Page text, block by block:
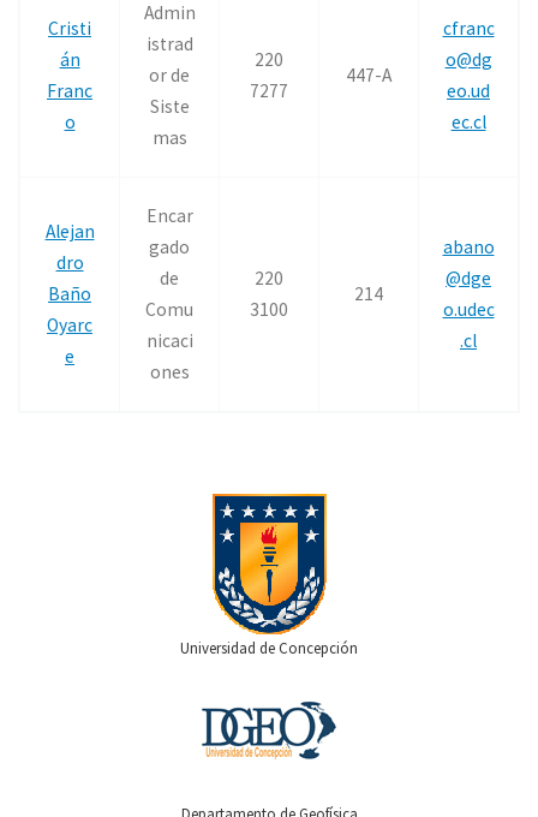
Cristi
án
Franc
o
Admin
istrad
or de
Siste
mas
220
7277
447-A
cfranc
o@dg
eo.ud
ec.cl
Alejan
dro
Baño
Oyarc
e
Encar
gado
de
Comu
nicaci
ones
220
3100
214
abano
@dge
o.udec
.cl
Universidad de Concepción